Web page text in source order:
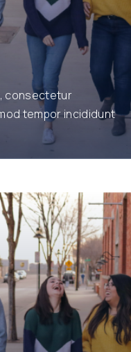
consectetur
tempor incididunt